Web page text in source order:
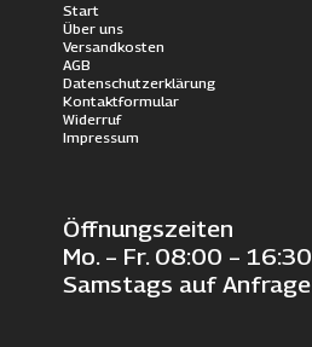
Start
Über uns
Versandkosten
AGB
Datenschutzerklärung
Kontaktformular
Widerruf
Impressum
Öffnungszeiten
Mo. – Fr. 08:00 – 16:30
Samstags auf Anfrage